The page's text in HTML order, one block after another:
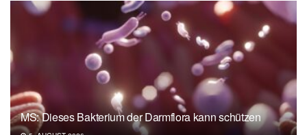
MS: Dieses Bakterium der Darmflora kann schützen